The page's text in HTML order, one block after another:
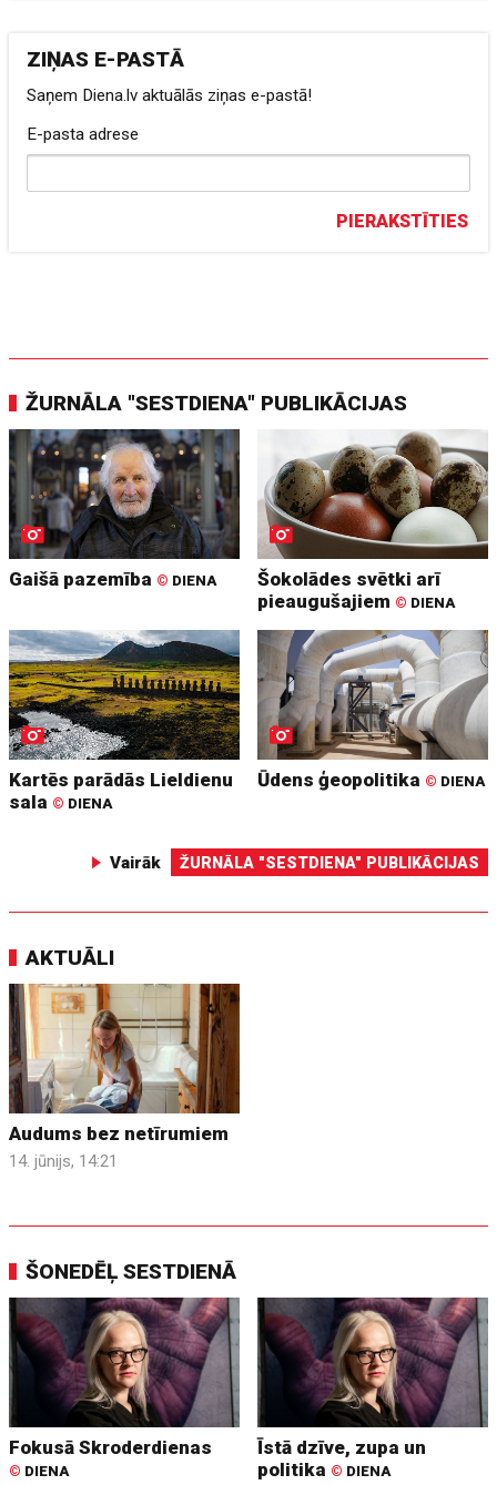
ZIŅAS E-PASTĀ
Saņem Diena.lv aktuālās ziņas e-pastā!
E-pasta adrese
PIERAKSTĪTIES
ŽURNĀLA "SESTDIENA" PUBLIKĀCIJAS
Gaišā pazemība © DIENA
Šokolādes svētki arī
pieaugušajiem © DIENA
Kartēs parādās Lieldienu
sala © DIENA
Ūdens ģeopolitika © DIENA
Vairāk ŽURNĀLA "SESTDIENA" PUBLIKĀCIJAS
AKTUĀLI
Audums bez netīrumiem
14. jūnijs, 14:21
ŠONEDĒĻ SESTDIENĀ
Fokusā Skroderdienas
© DIENA
Īstā dzīve, zupa un
politika © DIENA